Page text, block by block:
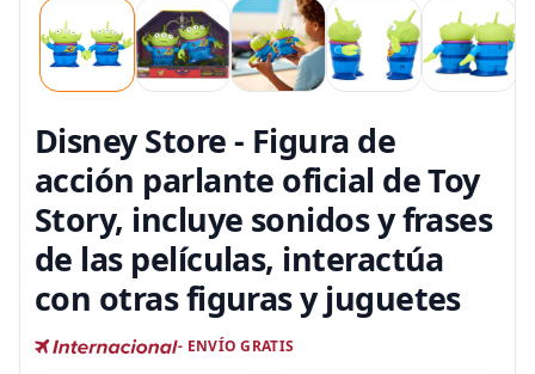
Disney Store - Figura de
acción parlante oficial de Toy
Story, incluye sonidos y frases
de las películas, interactúa
con otras figuras y juguetes
- ENVÍO GRATIS